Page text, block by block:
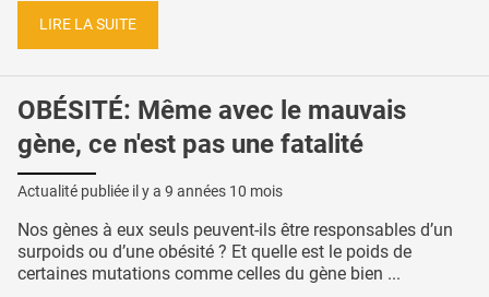
LIRE LA SUITE
OBÉSITÉ: Même avec le mauvais
gène, ce n'est pas une fatalité
Actualité publiée il y a 9 années 10 mois
Nos gènes à eux seuls peuvent-ils être responsables d’un
surpoids ou d’une obésité ? Et quelle est le poids de
certaines mutations comme celles du gène bien ...